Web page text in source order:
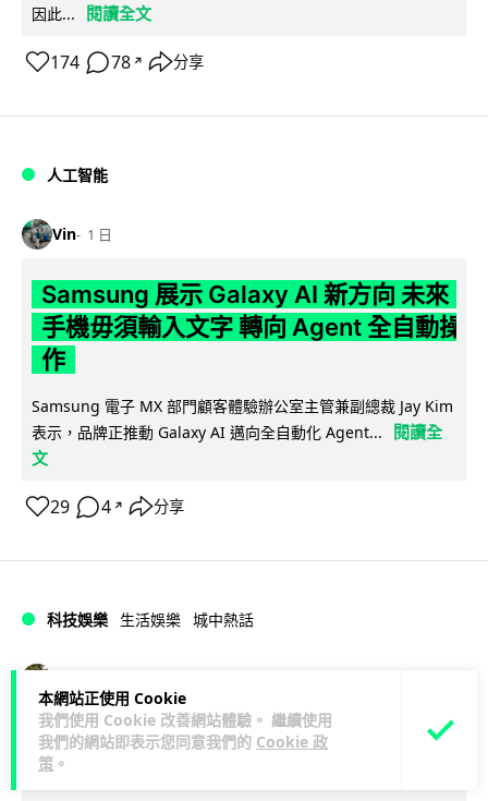
本網站正使用 Cookie
我們使用 Cookie 改善網站體驗。 繼續使用
我們的網站即表示您同意我們的 Cookie 政
策 。
因此...
閱讀全文
174 78 ↗ 分享
人工智能
Vin 1 日
Samsung 展示 Galaxy AI 新方向 未來
手機毋須輸入文字 轉向 Agent 全自動操
作
Samsung 電子 MX 部門顧客體驗辦公室主管兼副總裁 Jay Kim
表示，品牌正推動 Galaxy AI 邁向全自動化 Agent...
閱讀全
文
29 4 ↗ 分享
科技娛樂 生活娛樂 城中熱話
港夫婦澳門的士拾相機 據為己有被的士
Cam 睇到 2 個月後再入境被捕